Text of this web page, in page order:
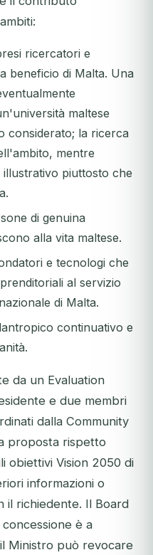
ricercatori e
beneficio di Malta. Una
maltese
considerato; la ricerca
mentre
piuttosto che
di genuina
alla vita maltese.
e tecnologi che
al servizio
di Malta.
continuativo e
da un Evaluation
e due membri
dalla Community
proposta rispetto
obiettivi Vision 2050 di
informazioni o
il richiedente. Il Board
è a
Ministro può revocare